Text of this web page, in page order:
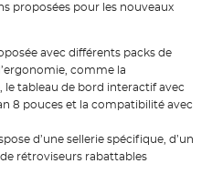
proposées pour les nouveaux
avec différents packs de
comme la
tableau de bord interactif avec
8 pouces et la compatibilité avec
d’une sellerie spécifique, d’un
rétroviseurs rabattables